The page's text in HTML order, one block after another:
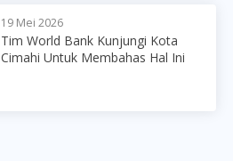
19 Mei 2026
Tim World Bank Kunjungi Kota
Cimahi Untuk Membahas Hal Ini